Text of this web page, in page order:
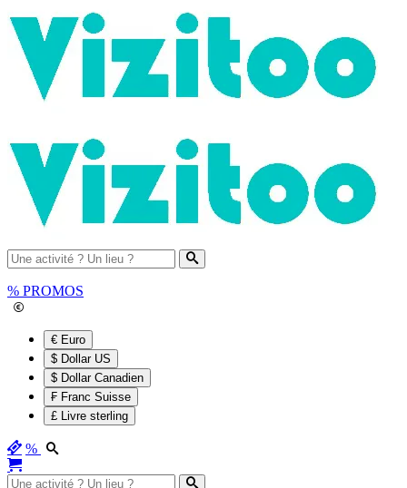
% PROMOS
€ Euro
$ Dollar US
$ Dollar Canadien
₣ Franc Suisse
£ Livre sterling
%